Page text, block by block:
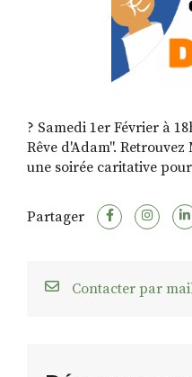
? Samedi 1er Février à
Rêve d'Adam".
une soirée caritative
Partager
Contacter par